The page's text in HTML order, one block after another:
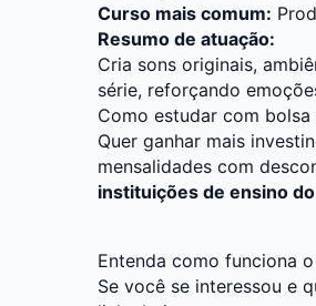
Curso mais comum:
Resumo de atuação:
Cria sons originais,
série, reforçando
Como estudar com bolsa
Quer ganhar mais
mensalidades com
instituições de ensino
Entenda como funciona
Se você se interessou e